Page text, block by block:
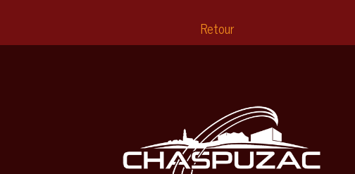
Retour